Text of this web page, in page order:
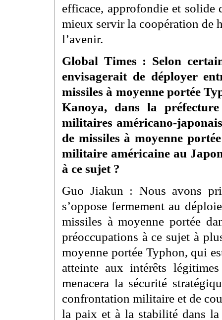
efficace, approfondie et solide
mieux servir la coopération de
l’avenir.
Global Times : Selon
envisagerait de déployer
missiles à moyenne portée
Kanoya, dans la
militaires américano-
de missiles à moyenne
militaire américaine au
à ce sujet ?
Guo Jiakun : Nous avons
s’oppose fermement au
missiles à moyenne portée
préoccupations à ce sujet à
moyenne portée Typhon, qui
atteinte aux intérêts
menacera la sécurité
confrontation militaire et de
la paix et à la stabilité dans